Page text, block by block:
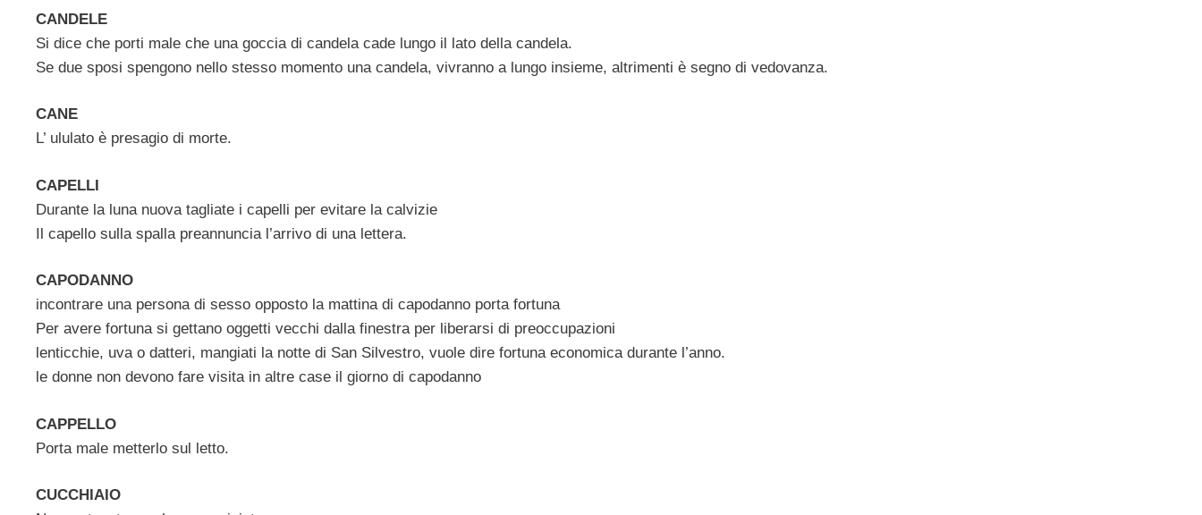
CANDELE
Si dice che porti male che una goccia di candela cade lungo il lato della candela.
Se due sposi spengono nello stesso momento una candela, vivranno a lungo insieme, altrimenti è segno di vedovanza.
CANE
L’ ululato è presagio di morte.
CAPELLI
Durante la luna nuova tagliate i capelli per evitare la calvizie
Il capello sulla spalla preannuncia l’arrivo di una lettera.
CAPODANNO
incontrare una persona di sesso opposto la mattina di capodanno porta fortuna
Per avere fortuna si gettano oggetti vecchi dalla finestra per liberarsi di preoccupazioni
lenticchie, uva o datteri, mangiati la notte di San Silvestro, vuole dire fortuna economica durante l’anno.
le donne non devono fare visita in altre case il giorno di capodanno
CAPPELLO
Porta male metterlo sul letto.
CUCCHIAIO